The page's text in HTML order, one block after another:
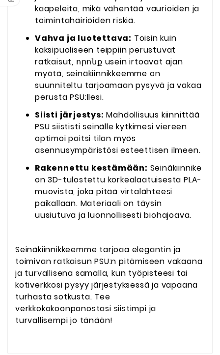
kaapeleita, mikä vähentää vaurioiden ja
toimintahäiriöiden riskiä.
Vahva ja luotettava: Toisin kuin
kaksipuoliseen teippiin perustuvat
ratkaisut, որոնք usein irtoavat ajan
myötä, seinäkiinnikkeemme on
suunniteltu tarjoamaan pysyvä ja vakaa
perusta PSU:llesi.
Siisti järjestys: Mahdollisuus kiinnittää
PSU siististi seinälle kytkimesi viereen
optimoi paitsi tilan myös
asennusympäristösi esteettisen ilmeen.
Rakennettu kestämään: Seinäkiinnike
on 3D-tulostettu korkealaatuisesta PLA-
muovista, joka pitää virtalähteesi
paikallaan. Materiaali on täysin
uusiutuva ja luonnollisesti biohajoava.
Seinäkiinnikkeemme tarjoaa elegantin ja
toimivan ratkaisun PSU:n pitämiseen vakaana
ja turvallisena samalla, kun työpisteesi tai
kotiverkkosi pysyy järjestyksessä ja vapaana
turhasta sotkusta. Tee
verkkokokoonpanostasi siistimpi ja
turvallisempi jo tänään!